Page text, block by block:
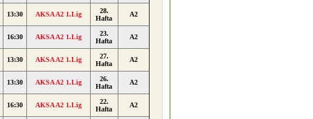
13:30 AKSA A2 1.Lig
28.
Hafta
A2
16:30 AKSA A2 1.Lig
23.
Hafta
A2
13:30 AKSA A2 1.Lig
27.
Hafta
A2
13:30 AKSA A2 1.Lig
26.
Hafta
A2
16:30 AKSA A2 1.Lig
22.
Hafta
A2